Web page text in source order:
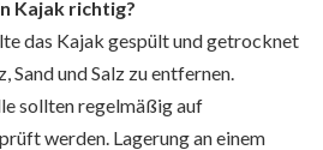
Kajak richtig?
das Kajak gespült und getrocknet
Sand und Salz zu entfernen.
sollten regelmäßig auf
werden. Lagerung an einem